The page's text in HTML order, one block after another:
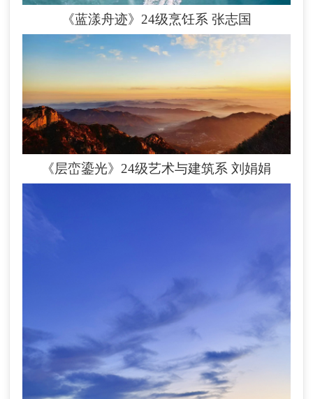
《蓝漾舟迹》24级烹饪系 张志国
《层峦鎏光》24级艺术与建筑系刘娟娟